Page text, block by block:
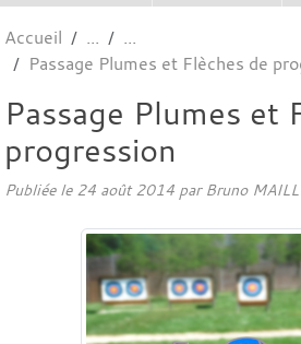
Accueil
Passage Plumes et Flèches de
Passage Plumes et
progression
Publiée le 24 août 2014 par Bruno